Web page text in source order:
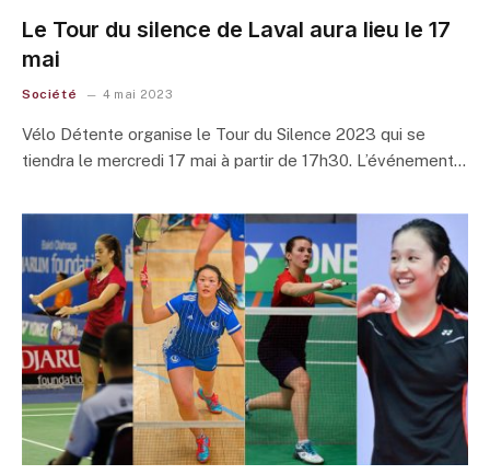
Le Tour du silence de Laval aura lieu le 17
mai
Société 4 mai 2023
Vélo Détente organise le Tour du Silence 2023 qui se
tiendra le mercredi 17 mai à partir de 17h30. L’événement…